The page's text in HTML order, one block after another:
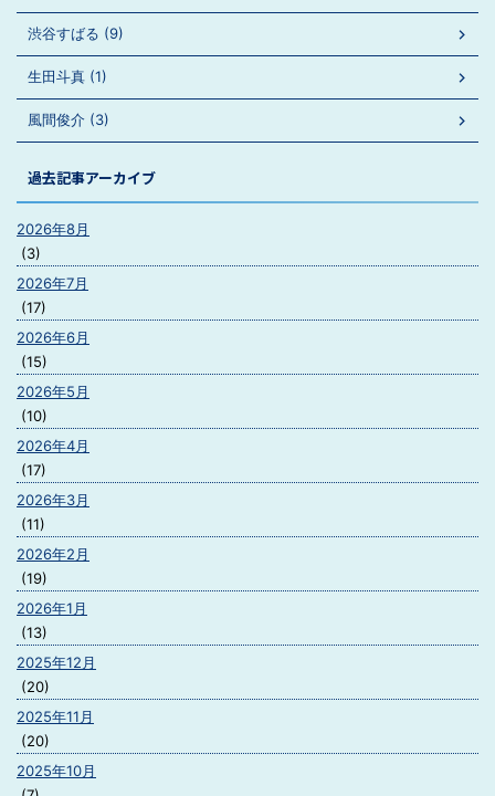
渋谷すばる (9)
生田斗真 (1)
風間俊介 (3)
過去記事アーカイブ
2026年8月
(3)
2026年7月
(17)
2026年6月
(15)
2026年5月
(10)
2026年4月
(17)
2026年3月
(11)
2026年2月
(19)
2026年1月
(13)
2025年12月
(20)
2025年11月
(20)
2025年10月